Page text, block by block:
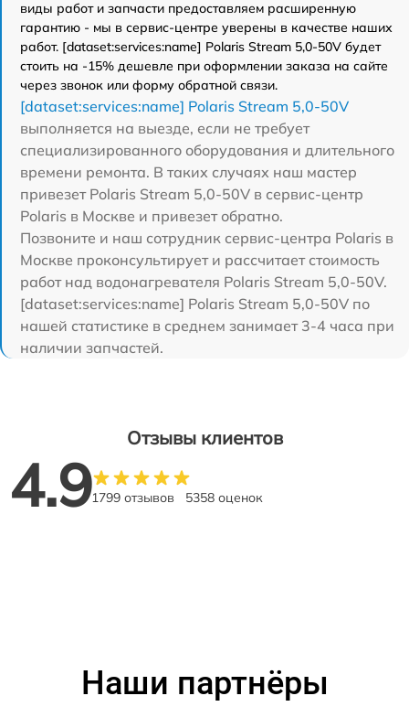
виды работ и запчасти предоставляем расширенную
гарантию - мы в сервис-центре уверены в качестве наших
работ. [dataset:services:name] Polaris Stream 5,0-50V будет
стоить на -15% дешевле при оформлении заказа на сайте
через звонок или форму обратной связи.
[dataset:services:name] Polaris Stream 5,0-50V
выполняется на выезде, если не требует
специализированного оборудования и длительного
времени ремонта. В таких случаях наш мастер
привезет Polaris Stream 5,0-50V в сервис-центр
Polaris в Москве и привезет обратно.
Позвоните и наш сотрудник сервис-центра Polaris в
Москве проконсультирует и рассчитает стоимость
работ над водонагревателя Polaris Stream 5,0-50V.
[dataset:services:name] Polaris Stream 5,0-50V по
нашей статистике в среднем занимает 3-4 часа при
наличии запчастей.
Отзывы клиентов
4.91799 отзывов 5358 оценок
Наши партнёры